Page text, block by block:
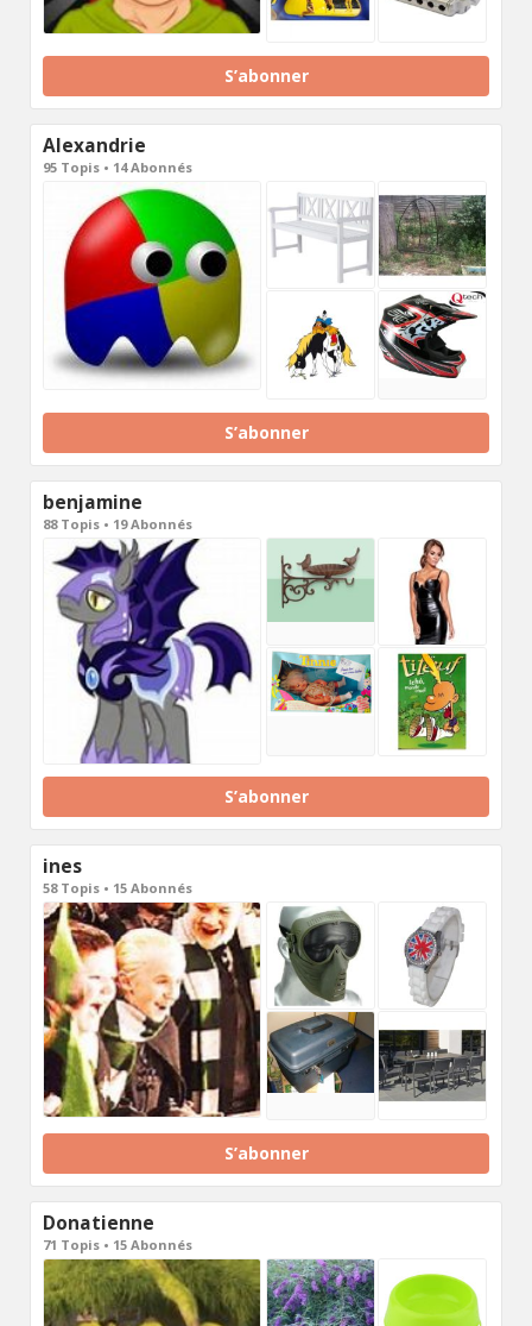
S’abonner
Alexandrie
95 Topis • 14 Abonnés
S’abonner
benjamine
88 Topis • 19 Abonnés
S’abonner
ines
58 Topis • 15 Abonnés
S’abonner
Donatienne
71 Topis • 15 Abonnés